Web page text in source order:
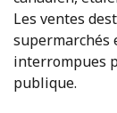
Les ventes
supermarchés
interrompues
publique.